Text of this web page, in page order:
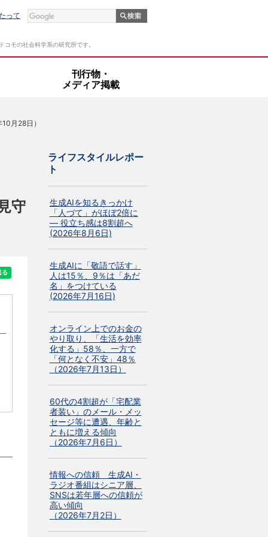
って
モの社会科学系の研究所です。
刊行物・
メディア掲載
月28日）
守
ライフスタイルレポー
ト
生成AIを知るきっかけ
「人づて」がほぼ2倍に
― 役立ち感は8割超へ
(2026年8月6日)
生成AIに「敬語で話す」
人は15％、9％は「あだ
名」をつけている
(2026年7月16日)
オンライン上でのお金の
やり取り、「生活を効率
化する」58％、一方で
「何となく不安」48％
（2026年7月13日）
60代の4割超が「宅配業
者装い」のメール・メッ
セージ等に遭遇、年齢と
ともに増える傾向
（2026年7月6日）
情報への信頼 生成AI・
ラジオ番組はシニア層、
SNSは若年層への信頼が
高い傾向
（2026年7月2日）